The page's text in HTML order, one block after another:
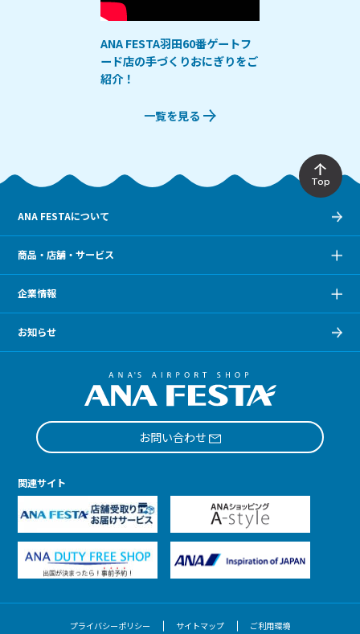
ANA FESTA羽田60番ゲートフ
ード店の手づくりおにぎりをご
紹介！
一覧を見る
Top
ANA FESTAについて
商品・店舗・サービス
企業情報
お知らせ
お問い合わせ
関連サイト
プライバシーポリシー サイトマップ ご利用環境